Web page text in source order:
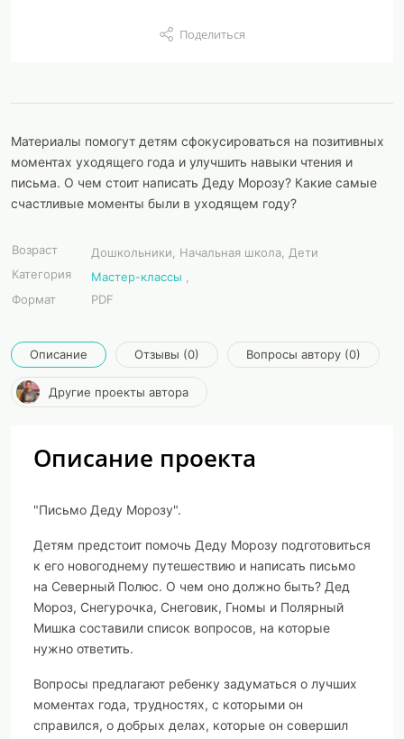
Поделиться
Материалы помогут детям сфокусироваться на позитивных
моментах уходящего года и улучшить навыки чтения и
письма. О чем стоит написать Деду Морозу? Какие самые
счастливые моменты были в уходящем году?
Возраст
Дошкольники, Начальная школа, Дети
Категория
Мастер-классы
Формат
PDF
Описание Отзывы (0) Вопросы автору (0)
Другие проекты автора
Описание проекта
"Письмо Деду Морозу".
Детям предстоит помочь Деду Морозу подготовиться
к его новогоднему путешествию и написать письмо
на Северный Полюс. О чем оно должно быть? Дед
Мороз, Снегурочка, Снеговик, Гномы и Полярный
Мишка составили список вопросов, на которые
нужно ответить.
Вопросы предлагают ребенку задуматься о лучших
моментах года, трудностях, с которыми он
справился, о добрых делах, которые он совершил